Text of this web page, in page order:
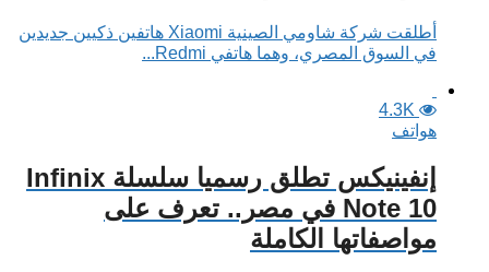
أطلقت شركة شاومي الصينية Xiaomi هاتفين ذكيين جديدين
في السوق المصري، وهما هاتفي Redmi...
4.3K
هواتف
إنفينيكس تطلق رسميا سلسلة Infinix
Note 10 في مصر.. تعرف على
مواصفاتها الكاملة